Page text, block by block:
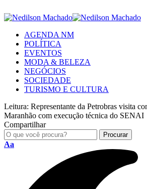
AGENDA NM
POLÍTICA
EVENTOS
MODA & BELEZA
NEGÓCIOS
SOCIEDADE
TURISMO E CULTURA
Leitura: Representante da Petrobras visita
Maranhão com execução técnica do SENAI
Compartilhar
Aa